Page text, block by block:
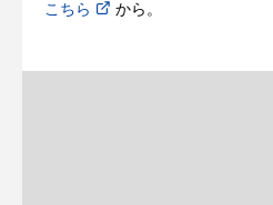
こちら から。